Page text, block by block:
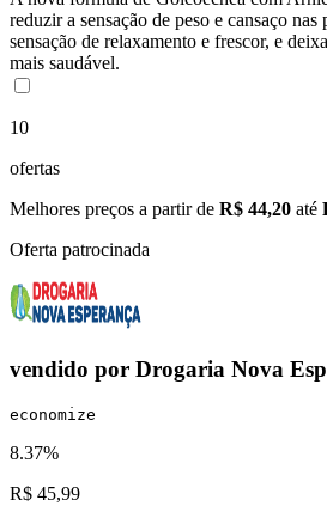
reduzir a sensação de peso e cansaço nas
sensação de relaxamento e frescor, e
mais saudável.
10
ofertas
Melhores preços a partir de R$ 44,20 até
Oferta patrocinada
vendido por Drogaria Nova
economize
8.37%
R$ 45,99